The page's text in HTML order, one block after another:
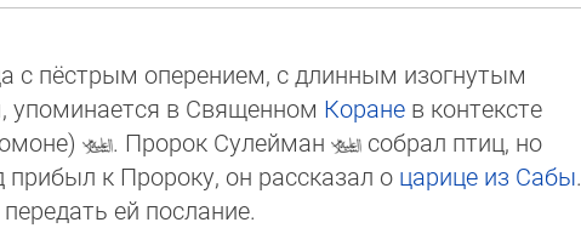
с пёстрым оперением, с длинным изогнутым
упоминается в Свя­щен­ном Коране в контексте
. Пророк Сулейман
собрал птиц, но
к Пророку, он рассказал о царице из Сабы.
ей послание.